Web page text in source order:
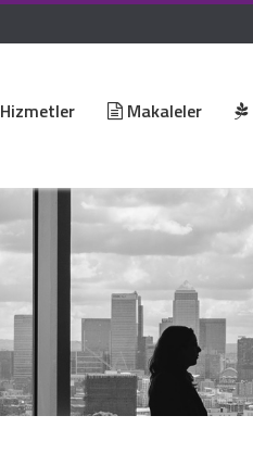
Hizmetler Makaleler